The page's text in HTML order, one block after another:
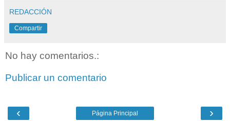
REDACCIÓN
Compartir
No hay comentarios.:
Publicar un comentario
‹ ›
Página Principal